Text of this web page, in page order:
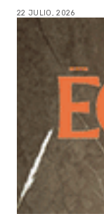
22 JULIO, 2026